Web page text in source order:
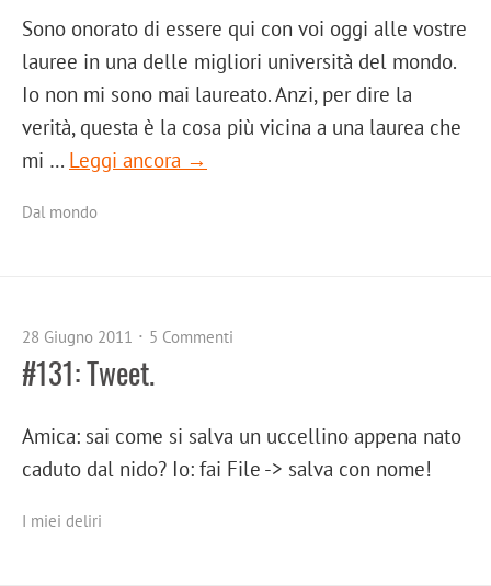
Sono onorato di essere qui con voi oggi alle vostre
lauree in una delle migliori università del mondo.
Io non mi sono mai laureato. Anzi, per dire la
verità, questa è la cosa più vicina a una laurea che
mi … Leggi ancora →
Dal mondo
28 Giugno 2011 5 Commenti
#131: Tweet.
Amica: sai come si salva un uccellino appena nato
caduto dal nido? Io: fai File -> salva con nome!
I miei deliri